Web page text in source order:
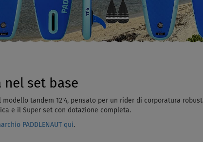
nel set base
il modello tandem 12'4, pensato per un rider di corporatura
e il Super set con dotazione completa.
PADDLENAUT qui.